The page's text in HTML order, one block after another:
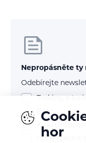
Nepropásněte ty
Odebírejte
Běh
Kolo (mtb,
Horolezectví a
hor